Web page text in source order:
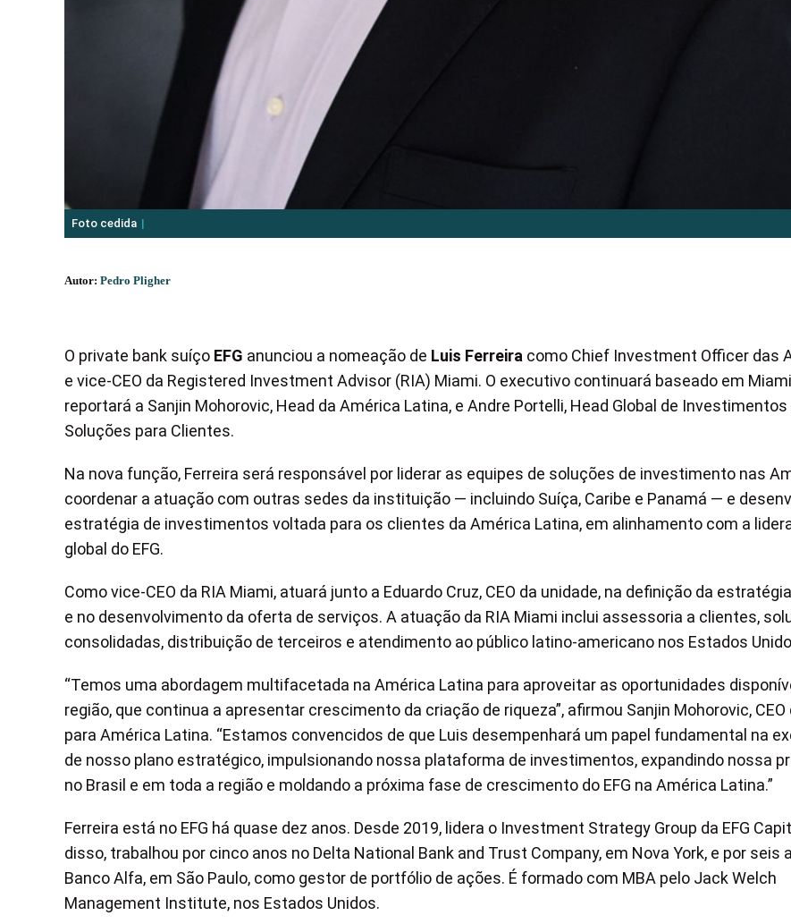
Foto cedida
Autor: Pedro Pligher
O private bank suíço EFG anunciou a nomeação de Luis Ferreira como Chief Investment Officer das
e vice-CEO da Registered Investment Advisor (RIA) Miami. O executivo continuará baseado em
reportará a Sanjin Mohorovic, Head da América Latina, e Andre Portelli, Head Global de Investimentos
Soluções para Clientes.
Na nova função, Ferreira será responsável por liderar as equipes de soluções de investimento nas
coordenar a atuação com outras sedes da instituição — incluindo Suíça, Caribe e Panamá — e
estratégia de investimentos voltada para os clientes da América Latina, em alinhamento com a
global do EFG.
Como vice-CEO da RIA Miami, atuará junto a Eduardo Cruz, CEO da unidade, na definição da
e no desenvolvimento da oferta de serviços. A atuação da RIA Miami inclui assessoria a clientes,
consolidadas, distribuição de terceiros e atendimento ao público latino-americano nos Estados
“Temos uma abordagem multifacetada na América Latina para aproveitar as oportunidades
região, que continua a apresentar crescimento da criação de riqueza”, afirmou Sanjin Mohorovic, CEO
para América Latina. “Estamos convencidos de que Luis desempenhará um papel fundamental na
de nosso plano estratégico, impulsionando nossa plataforma de investimentos, expandindo nossa
no Brasil e em toda a região e moldando a próxima fase de crescimento do EFG na América Latina.”
Ferreira está no EFG há quase dez anos. Desde 2019, lidera o Investment Strategy Group da EFG
disso, trabalhou por cinco anos no Delta National Bank and Trust Company, em Nova York, e por seis
Banco Alfa, em São Paulo, como gestor de portfólio de ações. É formado com MBA pelo Jack Welch
Management Institute, nos Estados Unidos.